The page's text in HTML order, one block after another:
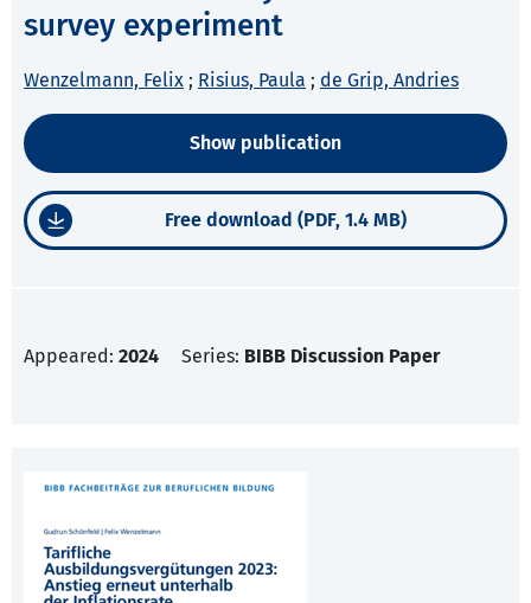
survey experiment
Wenzelmann, Felix ; Risius, Paula ; de Grip, Andries
Show publication
Free download (PDF, 1.4 MB)
Appeared: 2024 Series: BIBB Discussion Paper